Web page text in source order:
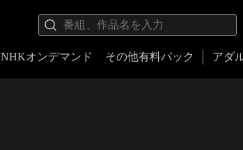
NHKオンデマンド その他有料パック アダ